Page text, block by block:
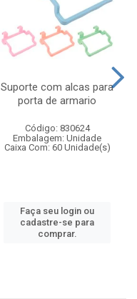
Suporte com alcas para
porta de armario
Código: 830624
Embalagem: Unidade
Caixa Com: 60 Unidade(s)
Faça seu login ou
cadastre-se para
comprar.